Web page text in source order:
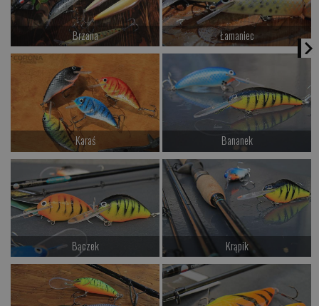
Brzana
od 64.00 PLN
Kup teraz >
Łamaniec
od 87.00 PLN
Kup teraz >
Karaś
od 64.00 PLN
Kup teraz >
Bananek
od 87.00 PLN
Kup teraz >
Bączek
od 87.00 PLN
Kup teraz >
Krąpik
od 87.00 PLN
Kup teraz >